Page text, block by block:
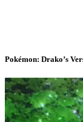
Pokémon: Drako’s